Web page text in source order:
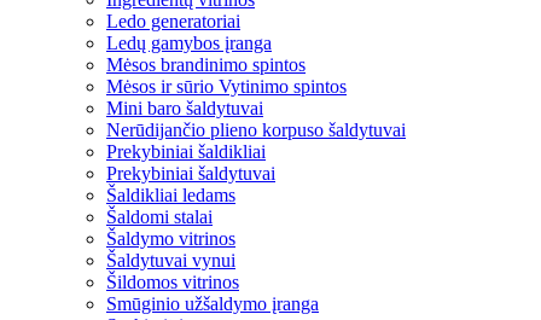
Ledo generatoriai
Ledų gamybos įranga
Mėsos brandinimo spintos
Mėsos ir sūrio Vytinimo spintos
Mini baro šaldytuvai
Nerūdijančio plieno korpuso šaldytuvai
Prekybiniai šaldikliai
Prekybiniai šaldytuvai
Šaldikliai ledams
Šaldomi stalai
Šaldymo vitrinos
Šaldytuvai vynui
Šildomos vitrinos
Smūginio užšaldymo įranga